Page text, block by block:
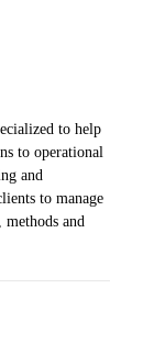
to help
to operational
and
to manage
and